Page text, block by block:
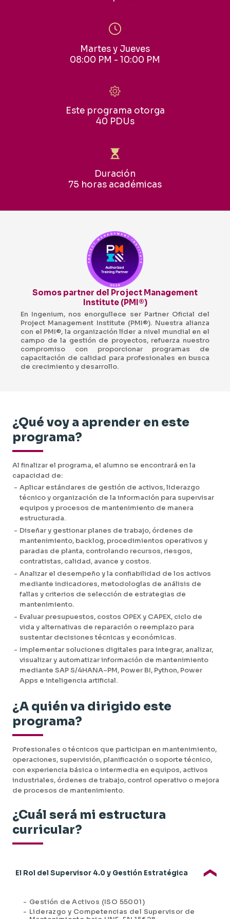
Martes y Jueves
08:00 PM - 10:00 PM
Este programa otorga
40 PDUs
Duración
75 horas académicas
Somos partner del Project Management
Institute (PMI®)
En Ingenium, nos enorgullece ser Partner Oficial del
Project Management Institute (PMI®). Nuestra alianza
con el PMI®, la organización líder a nivel mundial en el
campo de la gestión de proyectos, refuerza nuestro
compromiso con proporcionar programas de
capacitación de calidad para profesionales en busca
de crecimiento y desarrollo.
¿Qué voy a aprender en este
programa?
Al finalizar el programa, el alumno se encontrará en la
capacidad de:
- Aplicar estándares de gestión de activos, liderazgo
técnico y organización de la información para supervisar
equipos y procesos de mantenimiento de manera
estructurada.
- Diseñar y gestionar planes de trabajo, órdenes de
mantenimiento, backlog, procedimientos operativos y
paradas de planta, controlando recursos, riesgos,
contratistas, calidad, avance y costos.
- Analizar el desempeño y la confiabilidad de los activos
mediante indicadores, metodologías de análisis de
fallas y criterios de selección de estrategias de
mantenimiento.
- Evaluar presupuestos, costos OPEX y CAPEX, ciclo de
vida y alternativas de reparación o reemplazo para
sustentar decisiones técnicas y económicas.
- Implementar soluciones digitales para integrar, analizar,
visualizar y automatizar información de mantenimiento
mediante SAP S/4HANA–PM, Power BI, Python, Power
Apps e inteligencia artificial.
¿A quién va dirigido este
programa?
Profesionales o técnicos que participan en mantenimiento,
operaciones, supervisión, planificación o soporte técnico,
con experiencia básica o intermedia en equipos, activos
industriales, órdenes de trabajo, control operativo o mejora
de procesos de mantenimiento.
¿Cuál será mi estructura
curricular?
El Rol del Supervisor 4.0 y Gestión Estratégica
- Gestión de Activos (ISO 55001)
- Liderazgo y Competencias del Supervisor de